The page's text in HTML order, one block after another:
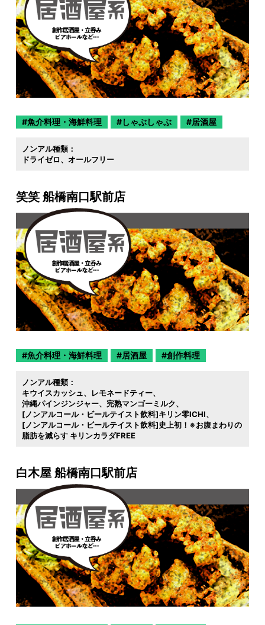
魚介料理・海鮮料理 しゃぶしゃぶ 居酒屋
ノンアル種類：
ドライゼロ
オールフリー
笑笑 船橋南口駅前店
魚介料理・海鮮料理 居酒屋 創作料理
ノンアル種類：
キウイスカッシュ
レモネードティー
沖縄パインジンジャー
完熟マンゴーミルク
[ノンアルコール・ビールテイスト飲料]キリン零ICHI
[ノンアルコール・ビールテイスト飲料]史上初！※お腹まわりの
脂肪を減らす キリンカラダFREE
白木屋 船橋南口駅前店